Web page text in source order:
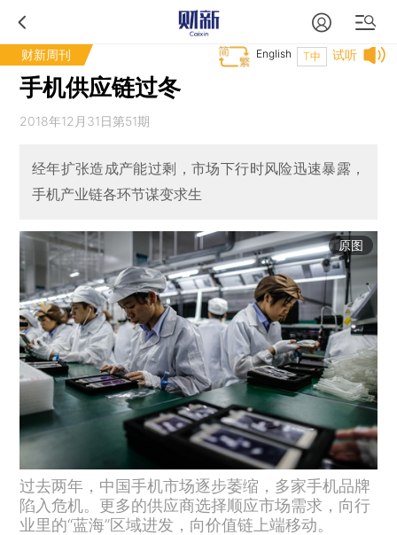
财新周刊 试听
T中
English
手机供应链过冬
2018年12月31日第51期
经年扩张造成产能过剩，市场下行时风险迅速暴露，
手机产业链各环节谋变求生
原图
过去两年，中国手机市场逐步萎缩，多家手机品牌
陷入危机。更多的供应商选择顺应市场需求，向行
业里的“蓝海”区域进发，向价值链上端移动。